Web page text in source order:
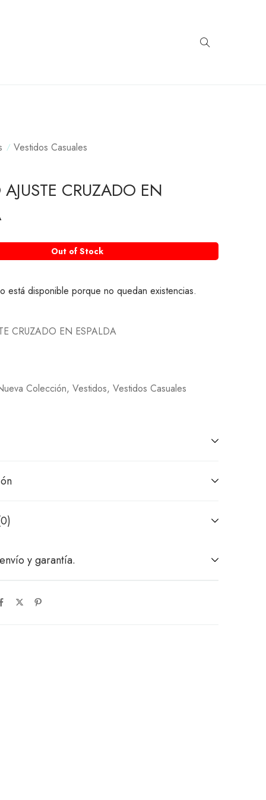
Vestidos Casuales
CRUZADO EN
Out of Stock
está disponible porque no quedan existencias.
CRUZADO EN ESPALDA
Colección,Vestidos,Vestidos Casuales
y garantía.